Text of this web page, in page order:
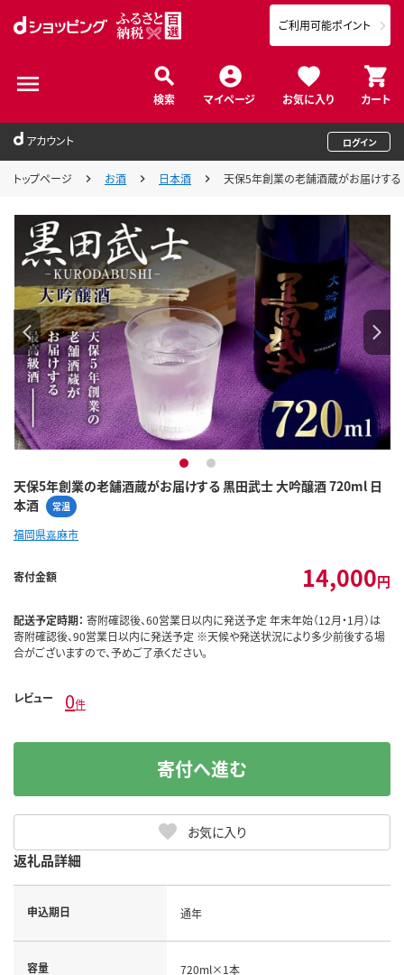
検索 マイページ お気に入り カート
ご利用可能ポイント
アカウント ログイン
トップページ お酒 日本酒 天保5年創業の老舗酒蔵がお届けす
天保5年創業の老舗酒蔵がお届けする 黒田武士 大吟醸酒 720ml 日
本酒
常温
1 2
福岡県嘉麻市
寄付金額 14,000円
配送予定時期： 寄附確認後、60営業日以内に発送予定 年末年始（12月・1月）は
寄附確認後、90営業日以内に発送予定 ※天候や発送状況により多少前後する場
合がございますので、予めご了承ください。
レビュー 0件
お気に入り
寄付へ進む
返礼品詳細
申込期日 通年
容量 720ml×1本